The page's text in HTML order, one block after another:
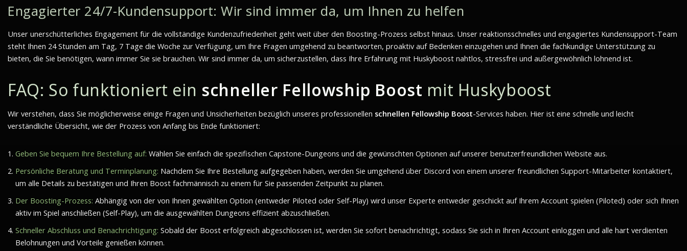
Engagierter 24/7-Kundensupport: Wir sind immer da, um Ihnen zu helfen
Unser unerschütterliches Engagement für die vollständige Kundenzufriedenheit geht weit über den Boosting-Prozess selbst hinaus. Unser reaktionsschnelles und engagiertes Kundensupport-Team
steht Ihnen 24 Stunden am Tag, 7 Tage die Woche zur Verfügung, um Ihre Fragen umgehend zu beantworten, proaktiv auf Bedenken einzugehen und Ihnen die fachkundige Unterstützung zu
bieten, die Sie benötigen, wann immer Sie sie brauchen. Wir sind immer da, um sicherzustellen, dass Ihre Erfahrung mit Huskyboost nahtlos, stressfrei und außergewöhnlich lohnend ist.
FAQ: So funktioniert ein schneller Fellowship Boost mit Huskyboost
Wir verstehen, dass Sie möglicherweise einige Fragen und Unsicherheiten bezüglich unseres professionellen schnellen Fellowship Boost-Services haben. Hier ist eine schnelle und leicht
verständliche Übersicht, wie der Prozess von Anfang bis Ende funktioniert:
Geben Sie bequem Ihre Bestellung auf: Wählen Sie einfach die spezifischen Capstone-Dungeons und die gewünschten Optionen auf unserer benutzerfreundlichen Website aus.
Persönliche Beratung und Terminplanung: Nachdem Sie Ihre Bestellung aufgegeben haben, werden Sie umgehend über Discord von einem unserer freundlichen Support-Mitarbeiter kontaktiert,
um alle Details zu bestätigen und Ihren Boost fachmännisch zu einem für Sie passenden Zeitpunkt zu planen.
Der Boosting-Prozess: Abhängig von der von Ihnen gewählten Option (entweder Piloted oder Self-Play) wird unser Experte entweder geschickt auf Ihrem Account spielen (Piloted) oder sich Ihnen
aktiv im Spiel anschließen (Self-Play), um die ausgewählten Dungeons effizient abzuschließen.
Schneller Abschluss und Benachrichtigung: Sobald der Boost erfolgreich abgeschlossen ist, werden Sie sofort benachrichtigt, sodass Sie sich in Ihren Account einloggen und alle hart verdienten
Belohnungen und Vorteile genießen können.